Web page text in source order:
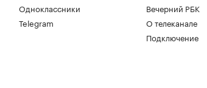
Одноклассники
Telegram
Вечерний РБК
О телеканале
Подключение